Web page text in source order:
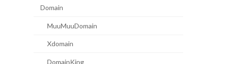
Domain
MuuMuuDomain
Xdomain
DomainKing